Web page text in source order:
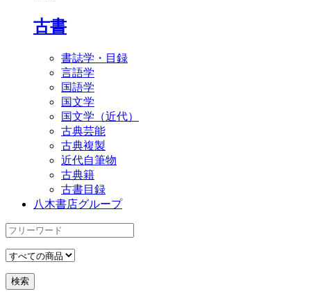
古書
書誌学・目録
言語学
国語学
国文学
国文学（近代）
古典芸能
古典複製
近代自筆物
古典籍
古書目録
八木書店グループ